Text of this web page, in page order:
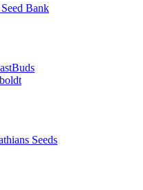
Bank
Seeds